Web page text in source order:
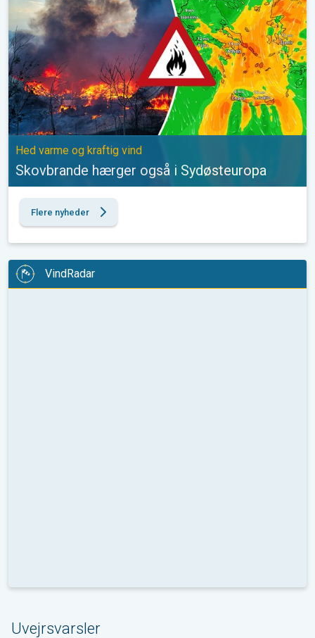
Hed varme og kraftig vind
Skovbrande hærger også i Sydøsteuropa
Flere nyheder
VindRadar
Uvejrsvarsler